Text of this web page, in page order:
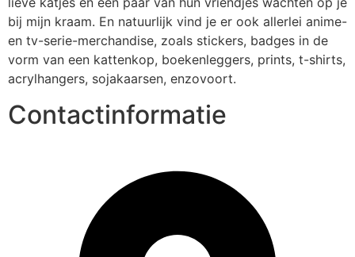
bij mijn kraam. En natuurlijk vind je er ook allerlei anime-
en tv-serie-merchandise, zoals stickers, badges in de
vorm van een kattenkop, boekenleggers, prints, t-shirts,
acrylhangers, sojakaarsen, enzovoort.
Contactinformatie